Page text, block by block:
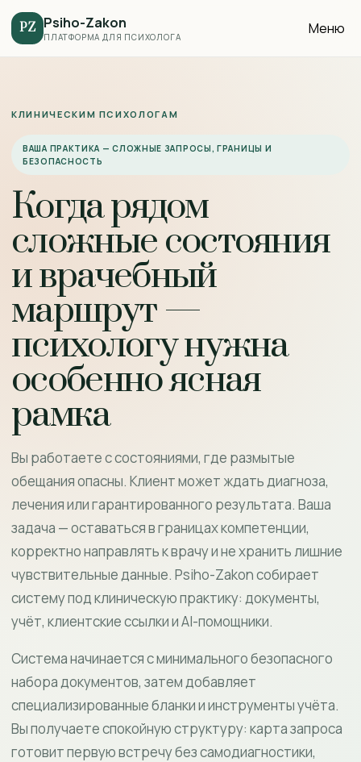
PZ Psiho-Zakon
ПЛАТФОРМА ДЛЯ ПСИХОЛОГА Меню
КЛИНИЧЕСКИМ ПСИХОЛОГАМ
ВАША ПРАКТИКА — СЛОЖНЫЕ ЗАПРОСЫ, ГРАНИЦЫ И
БЕЗОПАСНОСТЬ
Когда рядом
сложные состояния
и врачебный
маршрут —
психологу нужна
особенно ясная
рамка
Вы работаете с состояниями, где размытые
обещания опасны. Клиент может ждать диагноза,
лечения или гарантированного результата. Ваша
задача — оставаться в границах компетенции,
корректно направлять к врачу и не хранить лишние
чувствительные данные. Psiho-Zakon собирает
систему под клиническую практику: документы,
учёт, клиентские ссылки и AI-помощники.
Система начинается с минимального безопасного
набора документов, затем добавляет
специализированные бланки и инструменты учёта.
Вы получаете спокойную структуру: карта запроса
готовит первую встречу без самодиагностики,